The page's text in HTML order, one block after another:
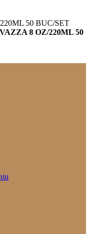
8 OZ/220ML 50